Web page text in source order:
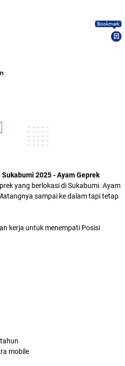
Bookmark
2025 - Ayam Geprek
yang berlokasi di Sukabumi. Ayam
sampai ke dalam tapi tetap
kerja untuk menempati Posisi
mobile